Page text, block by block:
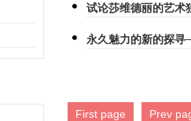
试论莎维德丽的艺
永久魅力的新的探
First page Prev